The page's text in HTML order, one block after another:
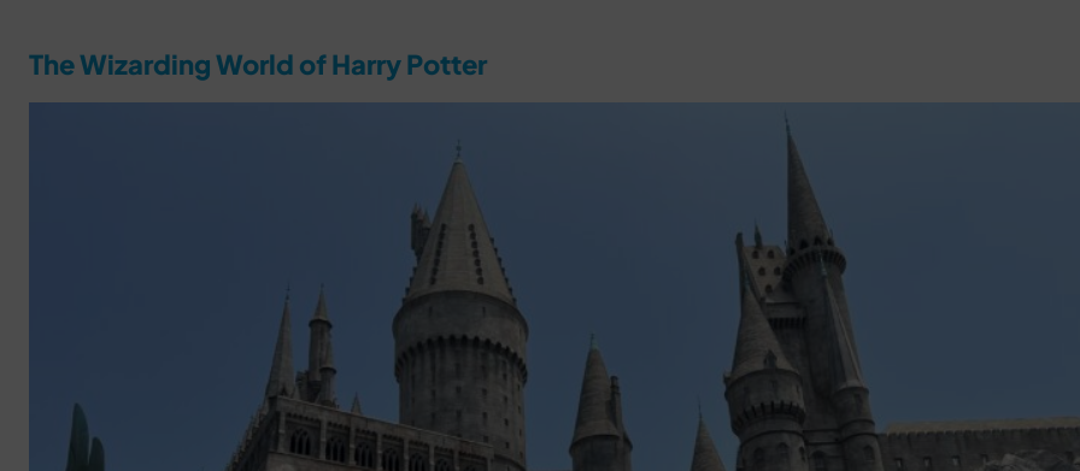
The Wizarding World of Harry Potter